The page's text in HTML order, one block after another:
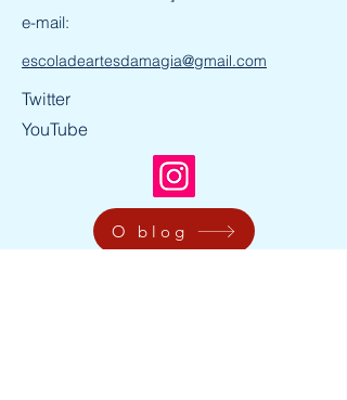
e-mail:
escoladeartesdamagia@gmail.com
Twitter
YouTube
O blog